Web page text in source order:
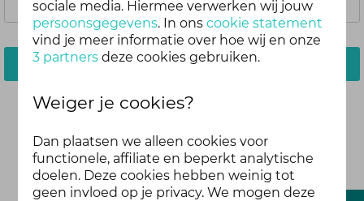
Stuur mij een e-mail
sociale media. Hiermee verwerken wij jouw
persoonsgegevens. In onscookie statement
vind je meer informatie over hoe wij en onze
3 partners deze cookies gebruiken.
Weiger je cookies?
Dan plaatsen we alleen cookies voor
functionele, affiliate en beperkt analytische
doelen. Deze cookies hebben weinig tot
geen invloed op je privacy. We mogen deze